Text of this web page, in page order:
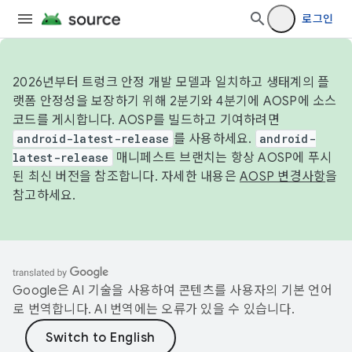
로그인
2026년부터 트렁크 안정 개발 모델과 일치하고 생태계의 플
랫폼 안정성을 보장하기 위해 2분기와 4분기에 AOSP에 소스
코드를 게시합니다. AOSP를 빌드하고 기여하려면
android-latest-release 를 사용하세요.
android-
latest-release
매니페스트 브랜치는 항상 AOSP에 푸시
된 최신 버전을 참조합니다. 자세한 내용은 AOSP 변경사항을
참고하세요.
Google은 AI 기술을 사용하여 콘텐츠를 사용자의 기본 언어
로 번역합니다. AI 번역에는 오류가 있을 수 있습니다.